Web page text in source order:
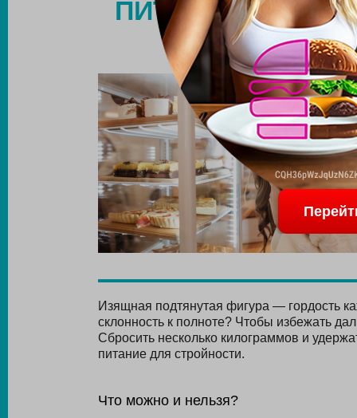
ПИТАНИЕ ДЛЯ
ЧТОБЫ
Изящная подтянутая фигура — гордость
склонность к полноте? Чтобы избежать
Сбросить несколько килограммов и
питание для стройности.
Что можно и нельзя?